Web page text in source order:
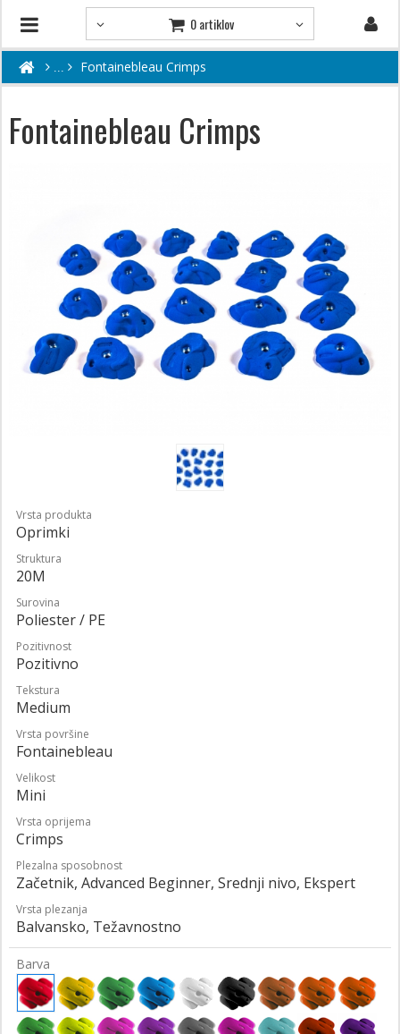
0 artiklov
Fontainebleau Crimps
Fontainebleau Crimps
Vrsta produkta
Oprimki
Struktura
20M
Surovina
Poliester / PE
Pozitivnost
Pozitivno
Tekstura
Medium
Vrsta površine
Fontainebleau
Velikost
Mini
Vrsta oprijema
Crimps
Plezalna sposobnost
Začetnik, Advanced Beginner, Srednji nivo, Ekspert
Vrsta plezanja
Balvansko, Težavnostno
Barva